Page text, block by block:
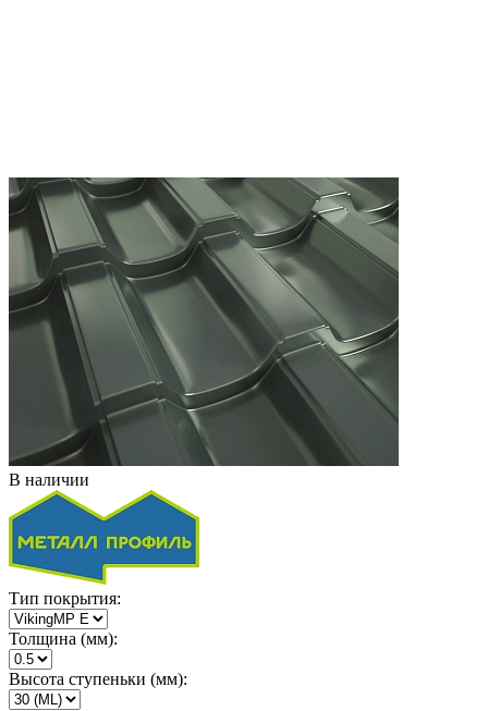
В наличии
Тип покрытия:
Толщина (мм):
Высота ступеньки (мм):